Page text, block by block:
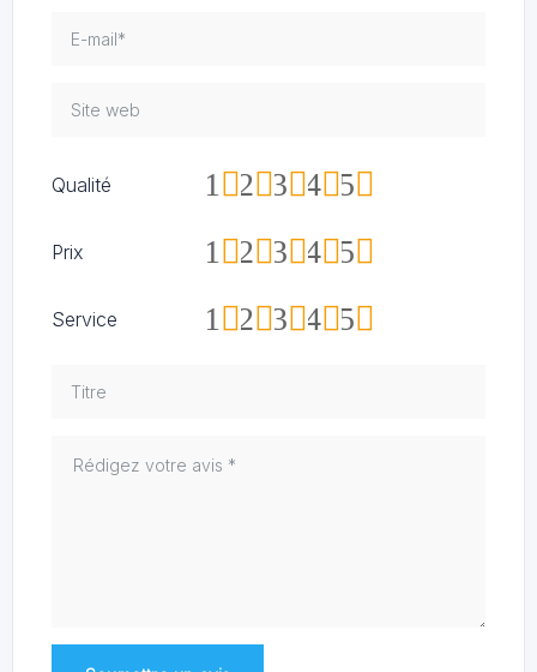
Qualité 5
4
3
2
1
Prix 5
4
3
2
1
Service 5
4
3
2
1